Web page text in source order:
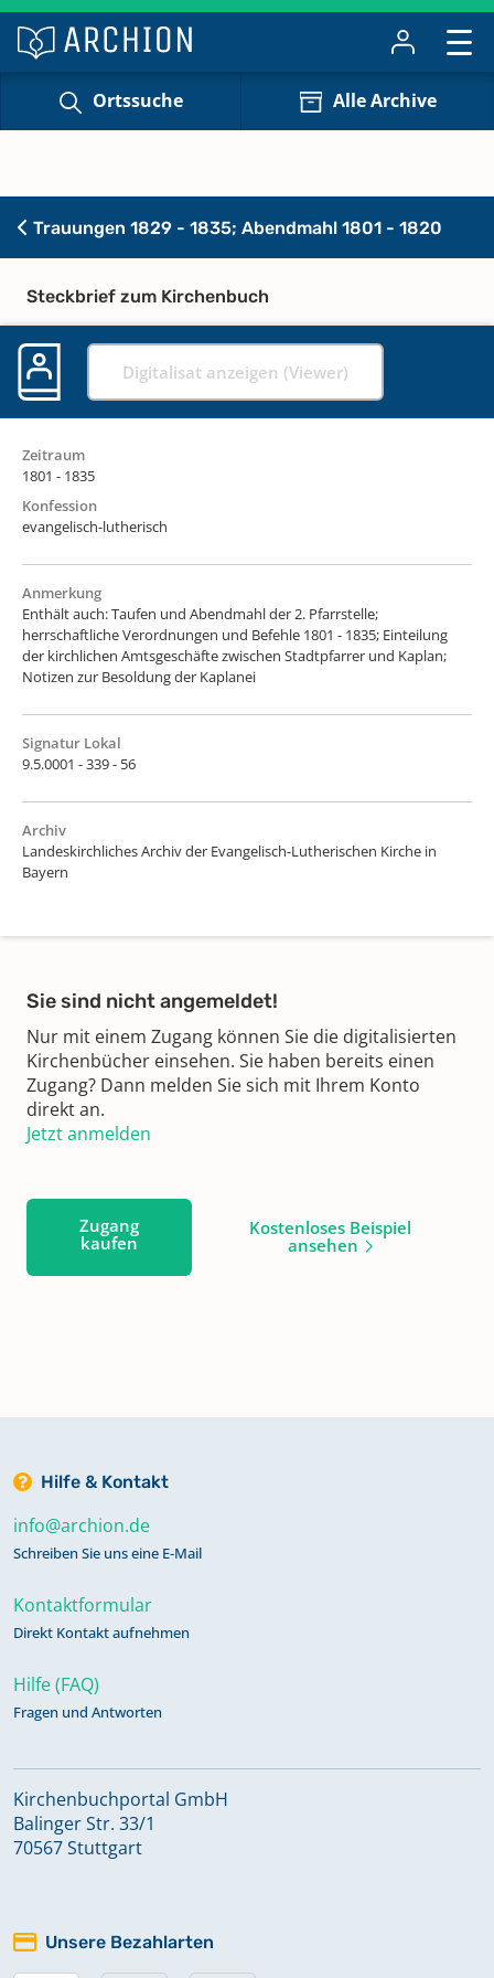
Ortssuche Alle Archive
Trauungen 1829 - 1835; Abendmahl 1801 - 1820
Steckbrief zum Kirchenbuch
Digitalisat anzeigen (Viewer)
Zeitraum
1801 - 1835
Konfession
evangelisch-lutherisch
Anmerkung
Enthält auch: Taufen und Abendmahl der 2. Pfarrstelle;
herrschaftliche Verordnungen und Befehle 1801 - 1835; Einteilung
der kirchlichen Amtsgeschäfte zwischen Stadtpfarrer und Kaplan;
Notizen zur Besoldung der Kaplanei
Signatur Lokal
9.5.0001 - 339 - 56
Archiv
Landeskirchliches Archiv der Evangelisch-Lutherischen Kirche in
Bayern
Sie sind nicht angemeldet!
Nur mit einem Zugang können Sie die digitalisierten
Kirchenbücher einsehen. Sie haben bereits einen
Zugang? Dann melden Sie sich mit Ihrem Konto
direkt an.
Jetzt anmelden
Zugang
kaufen
Kostenloses Beispiel
ansehen
Hilfe & Kontakt
info@archion.de
Schreiben Sie uns eine E-Mail
Kontaktformular
Direkt Kontakt aufnehmen
Hilfe (FAQ)
Fragen und Antworten
Kirchenbuchportal GmbH
Balinger Str. 33/1
70567 Stuttgart
Unsere Bezahlarten